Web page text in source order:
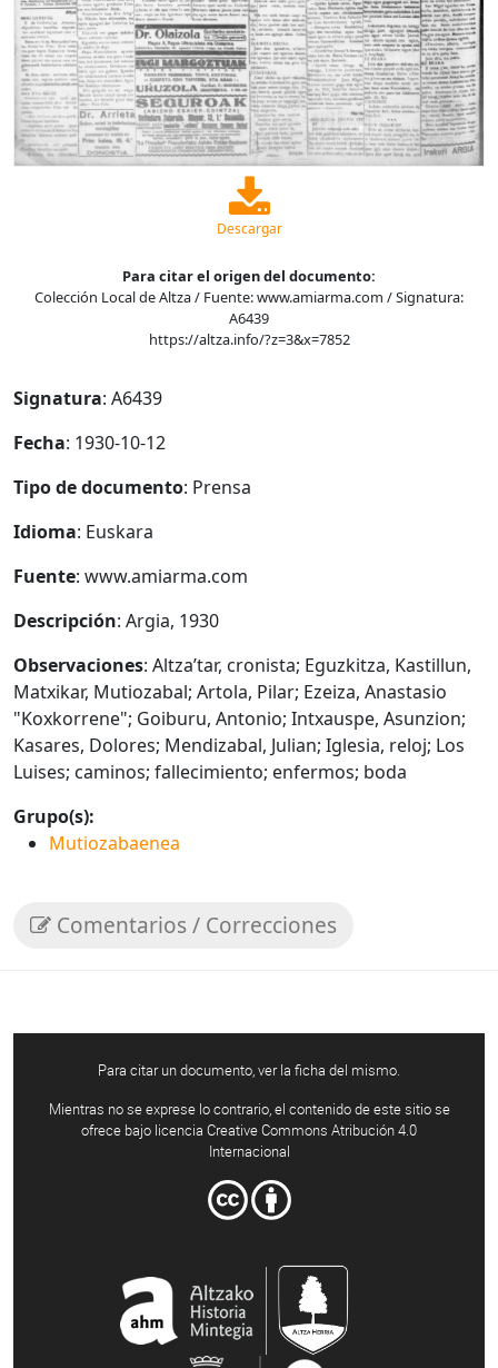
Descargar
Para citar el origen del documento:
Colección Local de Altza / Fuente: www.amiarma.com / Signatura:
A6439
https://altza.info/?z=3&x=7852
Signatura: A6439
Fecha: 1930-10-12
Tipo de documento: Prensa
Idioma: Euskara
Fuente: www.amiarma.com
Descripción: Argia, 1930
Observaciones: Altza’tar, cronista; Eguzkitza, Kastillun,
Matxikar, Mutiozabal; Artola, Pilar; Ezeiza, Anastasio
"Koxkorrene"; Goiburu, Antonio; Intxauspe, Asunzion;
Kasares, Dolores; Mendizabal, Julian; Iglesia, reloj; Los
Luises; caminos; fallecimiento; enfermos; boda
Grupo(s):
Mutiozabaenea
Comentarios / Correcciones
Para citar un documento, ver la ficha del mismo.
Mientras no se exprese lo contrario, el contenido de este sitio se
ofrece bajo licencia Creative Commons Atribución 4.0
Internacional